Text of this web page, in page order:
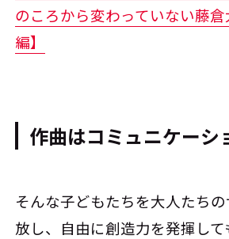
のころから変わっていない藤
編】
作曲はコミュニケーシ
そんな子どもたちを大人たち
放し、自由に創造力を発揮し